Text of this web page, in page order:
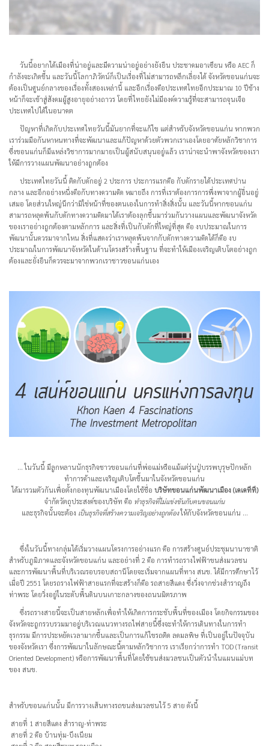
วันนี้อยากได้เมืองที่น่าอยู่และมีความน่าอยู่อย่างยังยืน ประชาคมอาเซียน หรือ AEC ก็
กำลังจะเกิดขึ้น และวันนี้โลกาภิวัตน์ก็เป็นเรื่องที่ไม่สามารถหลีกเลี่ยงได้ จังหวัดขอนแก่นจะ
ต้องเป็นศูนย์กลางของเรื่องทั้งสองเหล่านี้ และอีกเรื่องคือประเทศไทยอีกประมาณ 10 ปีข้าง
หน้าก็จะเข้าสู่สังคมผู้สูงอายุอย่างถาวร โดยที่ไทยยังไม่มีองค์ความรู้ที่จะสามารถจุนเจือ
ประเทศไปได้ในอนาคต
ปัญหาที่เกิดกับประเทศไทยวันนี้มันยากที่จะแก้ไข แต่สำหรับจังหวัดขอนแก่น หากพวก
เราร่วมมือกันหาหนทางที่จะพัฒนาและแก้ปัญหาด้วยตัวพวกเราเองโดยอาศัยหลักวิชาการ
ซึ่งขอนแก่นก็มีแหล่งวิชาการมากมายเป็นผู้สนับสนุนอยู่แล้ว เราน่าจะนำพาจังหวัดของเรา
ให้มีการวางแผนพัฒนาอย่างถูกต้อง
ประเทศไทยวันนี้ ติดกับดักอยู่ 2 ประการ ประการแรกคือ กับดักรายได้ประเทศปาน
กลาง และอีกอย่างหนึ่งคือกับทางความคิด หมายถึง การที่เราต้องการการพึ่งพาจากผู้อื่นอยู่
เสมอ โดยส่วนใหญ่นึกว่ามิใช่หน้าที่ของตนเองในการทำสิ่งสิ่งนั้น และวันนี้หากขอนแก่น
สามารถหลุดพ้นกับดักทางความคิดมาได้เราต้องลุกขึ้นมาร่วมกันวางแผนและพัฒนาจังหวัด
ของเราอย่างถูกต้องตามหลักการ และสิ่งที่เป็นกับดักที่ใหญ่ที่สุด คือ งบประมาณในการ
พัฒนานั้นควรมาจากไหน สิ่งที่แสดงว่าเราหลุดพ้นจากกับดักทางความคิดได้ก็คือ งบ
ประมาณในการพัฒนาจังหวัดในด้านโครงสร้างพื้นฐาน ที่จะทำให้เมืองเจริญเติบโตอย่างถูก
ต้องและยั่งยืนก็ควรจะมาจากพวกเราชาวขอนแก่นเอง
... ในวันนี้ มีลูกหลานนักธุรกิจชาวขอนแก่นที่พ่อแม่หรือแม้แต่รุ่นปู่บรรพบุรุษปักหลัก
ทำการค้าและเจริญเติบโตขึ้นมาในจังหวัดขอนแก่น
ได้มารวมตัวกันเพื่อตั้งกองทุนพัฒนาเมืองโดยใช้ชื่อ บริษัทขอนแก่นพัฒนาเมือง (เคเคทีที)
จำกัดวัตถุประสงค์ของบริษัท คือ ทำธุรกิจที่ไม่แข่งขันกับคนขอนแก่น
และธุรกิจนั้นจะต้อง เป็นธุรกิจที่สร้างความเจริญอย่างถูกต้อง ให้กับจังหวัดขอนแก่น ...
ซึ่งในวันนี้ทางกลุ่มได้เริ่มวางแผนโครงการอย่างแรก คือ การสร้างศูนย์ประชุมนานาชาติ
สำหรับภูมิภาคและจังหวัดขอนแก่น และอย่างที่ 2 คือ การทำรถรางไฟฟ้าขนส่งมวลชน
และการพัฒนาพื้นที่บริเวณรอบรอบสถานีโดยจะเริ่มจากแผนที่ทาง สนข. ได้มีการศึกษาไว้
เมื่อปี 2551 โดยรถรางไฟฟ้าสายแรกที่จะสร้างก็คือ รถสายสีแดง ซึ่งวิ่งจากช่วงสำราญถึง
ท่าพระ โดยวิ่งอยู่ในระดับพื้นดินบนเกาะกลางของถนนมิตรภาพ
ซึ่งรถรางสายนี้จะเป็นสายหลักเพื่อทำให้เกิดการกระชับพื้นที่ของเมือง โดยกิจกรรมของ
จังหวัดจะถูกรวบรวมมาอยู่บริเวณแนวทางรถไฟสายนี้ซึ่งจะทำให้การเดินทางในการทำ
ธุรกรรม มีการประหยัดเวลามากขึ้นและเป็นการแก้ไขรถติด ลดมลพิษ ที่เป็นอยู่ในปัจจุบัน
ของจังหวัดเรา ซึ่งการพัฒนาในลักษณะนี้ตามหลักวิชาการ เราเรียกว่าการทำ TOD (Transit
Oriented Development) หรือการพัฒนาพื้นที่โดยใช้ขนส่งมวลชนเป็นตัวนำในแผนแม่บท
ของ สนข.
สำหรับขอนแก่นนั้น มีการวางเส้นทางรถขนส่งมวลชนไว้ 5 สาย ดังนี้
สายที่ 1 สายสีแดง สำราญ-ท่าพระ
สายที่ 2 คือ บ้านทุ่ม-บึงเนียม